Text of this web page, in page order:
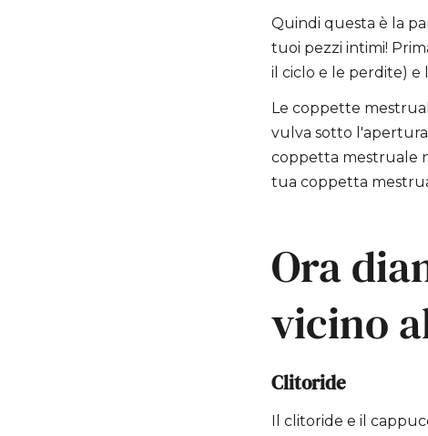
Quindi questa è la
tuoi pezzi intimi!
il ciclo e le perdite) e
Le coppette
vulva sotto
coppetta mestruale
tua coppetta
Ora
vicino
Clitoride
Il clitoride e il